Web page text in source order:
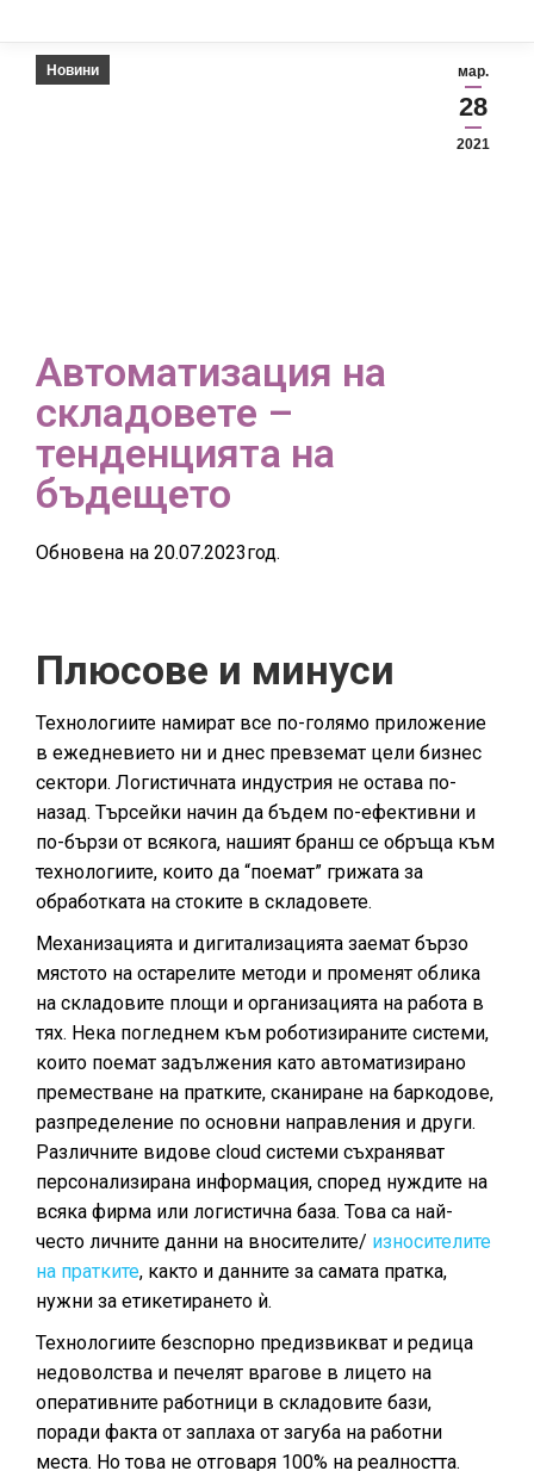
мар.
28
2021
Новини
Автоматизация на
складовете –
тенденцията на
бъдещето
Обновена на 20.07.2023год.
Плюсове и минуси
Технологиите намират все по-голямо приложение
в ежедневието ни и днес превземат цели бизнес
сектори. Логистичната индустрия не остава по-
назад. Търсейки начин да бъдем по-ефективни и
по-бързи от всякога, нашият бранш се обръща към
технологиите, които да “поемат” грижата за
обработката на стоките в складовете.
Механизацията и дигитализацията заемат бързо
мястото на остарелите методи и променят облика
на складовите площи и организацията на работа в
тях. Нека погледнем към роботизираните системи,
които поемат задължения като автоматизирано
преместване на пратките, сканиране на баркодове,
разпределение по основни направления и други.
Различните видове cloud системи съхраняват
персонализирана информация, според нуждите на
всяка фирма или логистична база. Това са най-
често личните данни на вносителите/ износителите
на пратките, както и данните за самата пратка,
нужни за етикетирането ѝ.
Технологиите безспорно предизвикват и редица
недоволства и печелят врагове в лицето на
оперативните работници в складовите бази,
поради факта от заплаха от загуба на работни
места. Но това не отговаря 100% на реалността.